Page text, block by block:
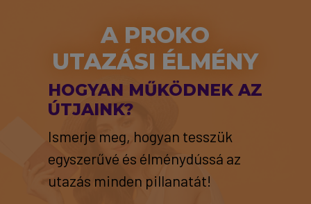
A PROKO
UTAZÁSI ÉLMÉNY
HOGYAN MŰKÖDNEK AZ
ÚTJAINK?
Ismerje meg, hogyan tesszük
egyszerűvé és élménydússá az
utazás minden pillanatát!